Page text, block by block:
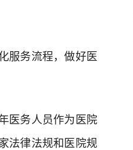
服务流程，做好医
医务人员作为医院
法律法规和医院规